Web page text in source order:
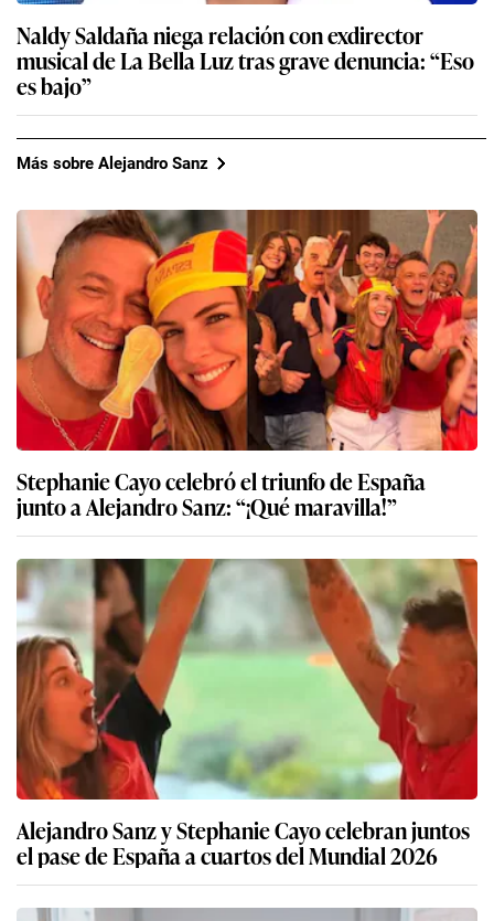
Naldy Saldaña niega relación con exdirector
musical de La Bella Luz tras grave denuncia: “Eso
es bajo”
Más sobre Alejandro Sanz
Stephanie Cayo celebró el triunfo de España
junto a Alejandro Sanz: “¡Qué maravilla!”
Alejandro Sanz y Stephanie Cayo celebran juntos
el pase de España a cuartos del Mundial 2026